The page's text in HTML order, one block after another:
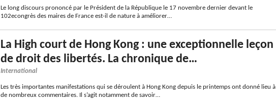
Le long discours prononcé par le Président de la République le 17 novembre dernier devant le
102econgrès des maires de France est-il de nature à améliorer…
La High court de Hong Kong : une exceptionnelle leçon
de droit des libertés. La chronique de…
International
Les très importantes manifestations qui se déroulent à Hong Kong depuis le printemps ont donné lieu à
de nombreux commentaires. Il s’agit notamment de savoir…